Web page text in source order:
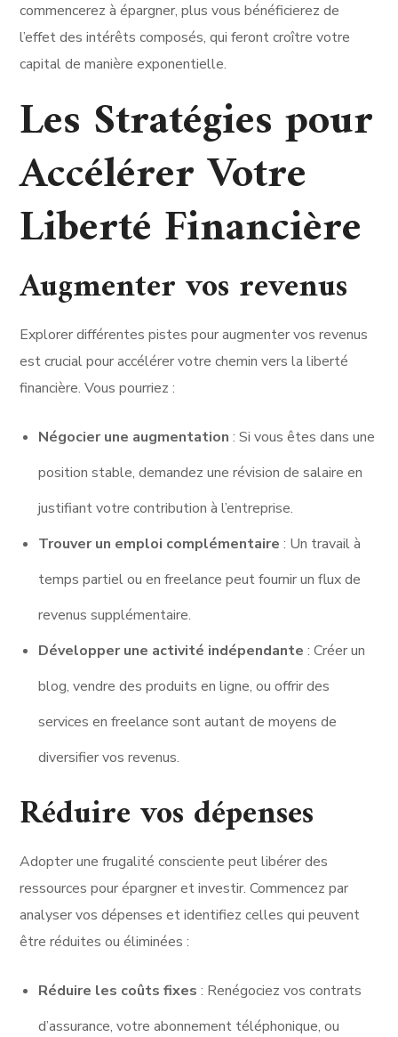
commencerez à épargner, plus vous bénéficierez de
l’effet des intérêts composés, qui feront croître votre
capital de manière exponentielle.
Les Stratégies pour
Accélérer Votre
Liberté Financière
Augmenter vos revenus
Explorer différentes pistes pour augmenter vos revenus
est crucial pour accélérer votre chemin vers la liberté
financière. Vous pourriez :
Négocier une augmentation : Si vous êtes dans une
position stable, demandez une révision de salaire en
justifiant votre contribution à l’entreprise.
Trouver un emploi complémentaire : Un travail à
temps partiel ou en freelance peut fournir un flux de
revenus supplémentaire.
Développer une activité indépendante : Créer un
blog, vendre des produits en ligne, ou offrir des
services en freelance sont autant de moyens de
diversifier vos revenus.
Réduire vos dépenses
Adopter une frugalité consciente peut libérer des
ressources pour épargner et investir. Commencez par
analyser vos dépenses et identifiez celles qui peuvent
être réduites ou éliminées :
Réduire les coûts fixes : Renégociez vos contrats
d’assurance, votre abonnement téléphonique, ou